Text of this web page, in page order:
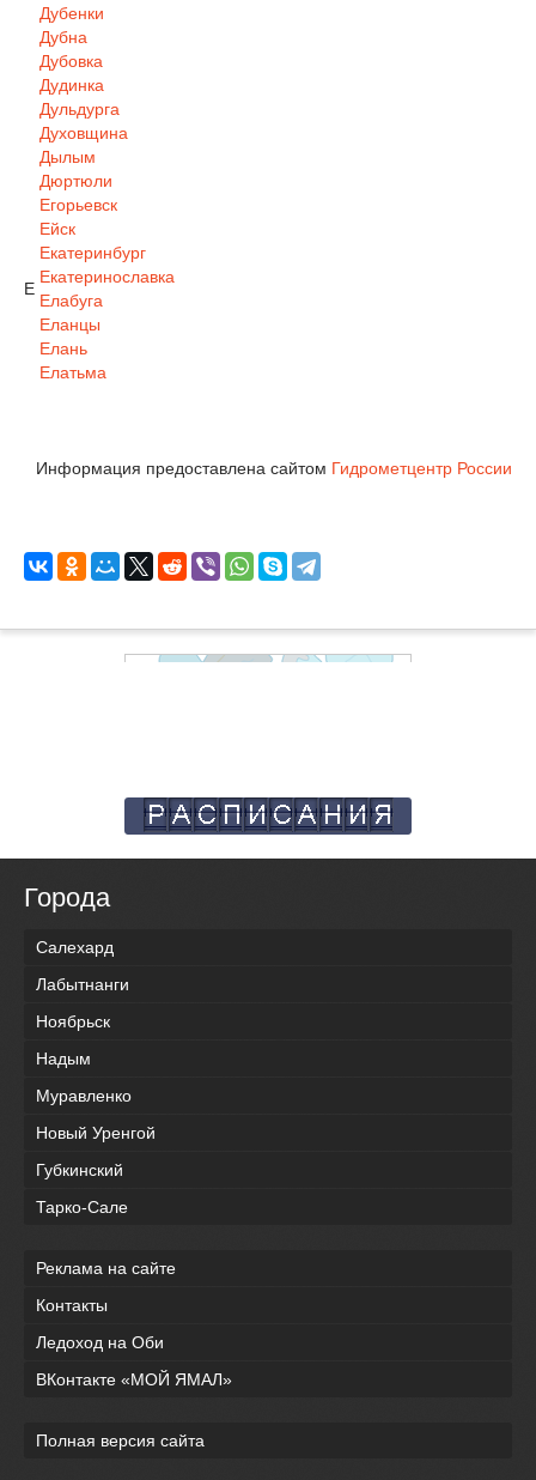
Дубенки
Дубна
Дубовка
Дудинка
Дульдурга
Духовщина
Дылым
Дюртюли
Е
Егорьевск
Ейск
Екатеринбург
Екатеринославка
Елабуга
Еланцы
Елань
Елатьма
Информация предоставлена сайтом Гидрометцентр России
Города
Салехард
Лабытнанги
Ноябрьск
Надым
Муравленко
Новый Уренгой
Губкинский
Тарко-Сале
Реклама на сайте
Контакты
Ледоход на Оби
ВКонтакте «МОЙ ЯМАЛ»
Полная версия сайта